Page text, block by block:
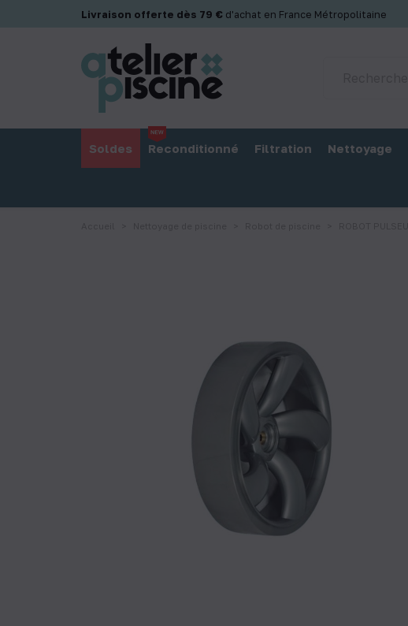
Livraison offerte dès 79 € d'achat en France Métropolitaine
Soldes Reconditionné Filtration Nettoyage